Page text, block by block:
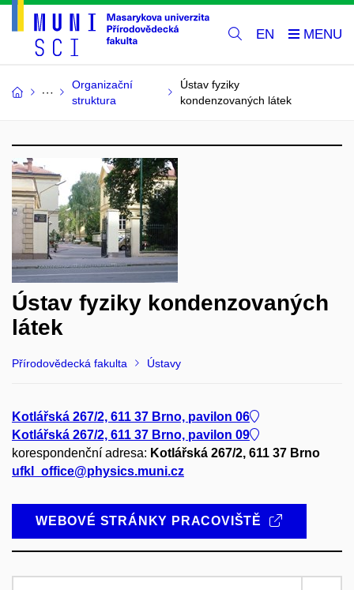
EN
Organizační
struktura
Ústav fyziky
kondenzovaných látek
Ústav fyziky kondenzovaných
látek
Přírodovědecká fakulta Ústavy
Kotlářská 267/2, 611 37 Brno, pavilon 06
Kotlářská 267/2, 611 37 Brno, pavilon 09
korespondenční adresa: Kotlářská 267/2, 611 37 Brno
ufkl_office@physics.muni.cz
WEBOVÉ STRÁNKY PRACOVIŠTĚ